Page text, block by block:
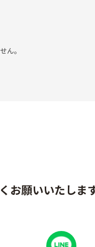
ん。
お願いいたしま